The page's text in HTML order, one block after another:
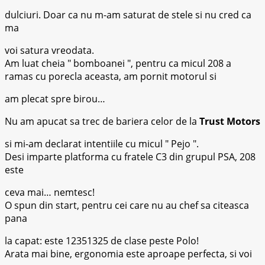
dulciuri. Doar ca nu m-am saturat de stele si nu cred ca
ma
voi satura vreodata.
Am luat cheia
bomboanei , pentru ca micul 208 a
ramas cu porecla aceasta, am pornit motorul si
am plecat spre birou…
Nu am apucat sa trec de bariera celor de la Trust Motors
si mi-am declarat intentiile cu micul
Pejo .
Desi imparte platforma cu fratele C3 din grupul PSA, 208
este
ceva mai… nemtesc!
O spun din start, pentru cei care nu au chef sa citeasca
pana
la capat: este 12351325 de clase peste Polo!
Arata mai bine, ergonomia este aproape perfecta, si voi